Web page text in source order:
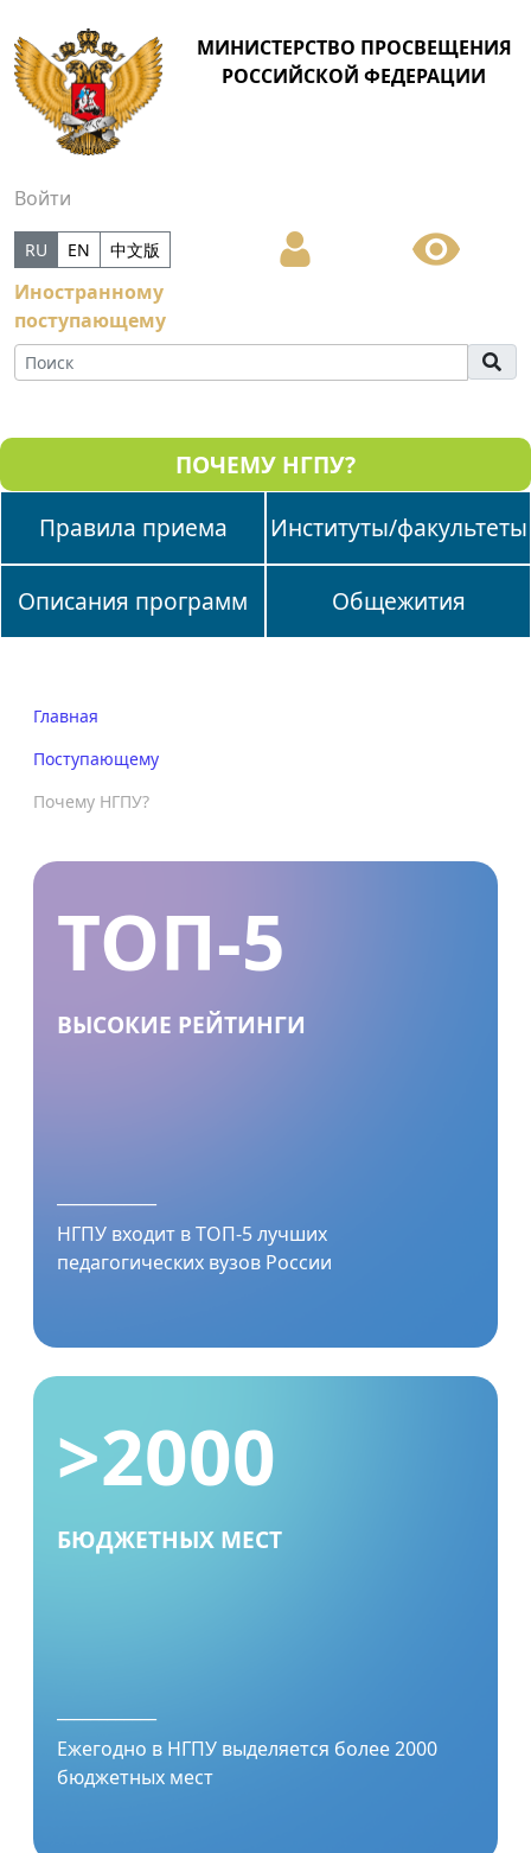
МИНИСТЕРСТВО ПРОСВЕЩЕНИЯ
РОССИЙСКОЙ ФЕДЕРАЦИИ
Войти
Иностранному
поступающему
RU EN 中文版
ПОЧЕМУ НГПУ?
Правила приема
Институты/факультеты
Описания программ Общежития
Главная
Поступающему
Почему НГПУ?
ТОП-5
ВЫСОКИЕ РЕЙТИНГИ
НГПУ входит в ТОП-5 лучших
педагогических вузов России
>2000
БЮДЖЕТНЫХ МЕСТ
Ежегодно в НГПУ выделяется более 2000
бюджетных мест